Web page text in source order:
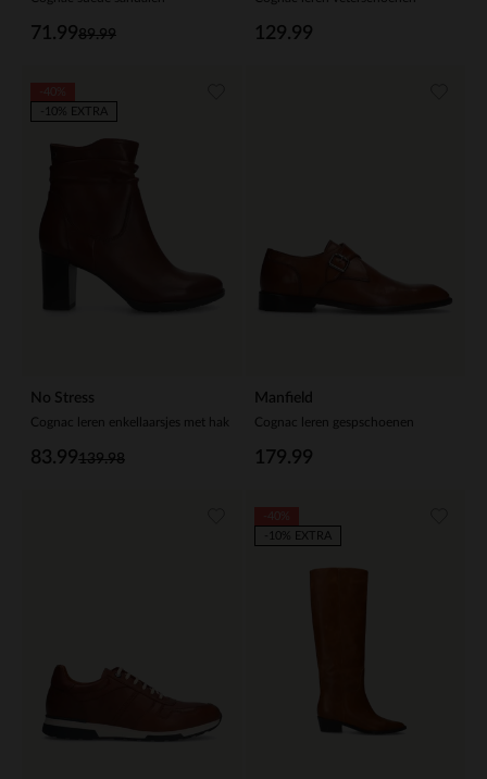
89.99
71.99 129.99
No Stress
Cognac leren enkellaarsjes met hak
139.98
83.99
-10% EXTRA
Manfield
Cognac leren gespschoenen
179.99
-10% EXTRA